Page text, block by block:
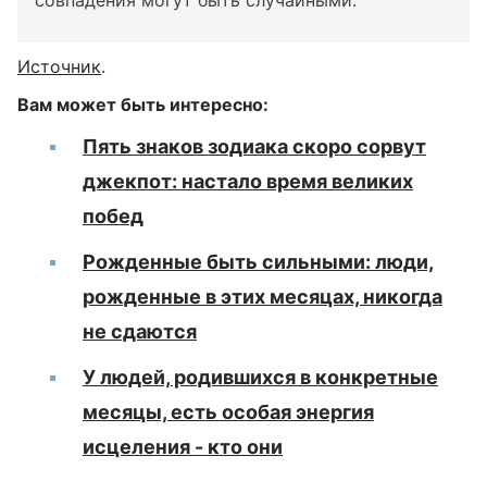
Источник.
Вам может быть интересно:
Пять знаков зодиака скоро сорвут
джекпот: настало время великих
побед
Рожденные быть сильными: люди,
рожденные в этих месяцах, никогда
не сдаются
У людей, родившихся в конкретные
месяцы, есть особая энергия
исцеления - кто они